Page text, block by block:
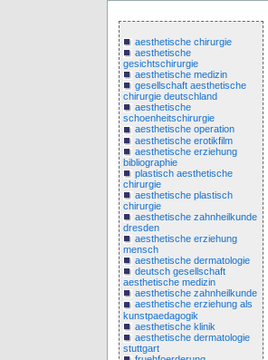
aesthetische chirurgie
aesthetische
gesichtschirurgie
aesthetische medizin
gesellschaft aesthetische
chirurgie deutschland
aesthetische
schoenheitschirurgie
aesthetische operation
aesthetische erotikfilm
aesthetische erziehung
bibliographie
plastisch aesthetische
chirurgie
aesthetische plastisch
chirurgie
aesthetische zahnheilkunde
dresden
aesthetische erziehung
mensch
aesthetische dermatologie
deutsch gesellschaft
aesthetische medizin
aesthetische zahnheilkunde
aesthetische erziehung als
kunstpaedagogik
aesthetische klinik
aesthetische dermatologie
stuttgart